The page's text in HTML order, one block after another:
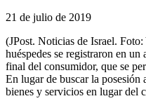
21 de julio de 2019
(JPost. Noticias de Israel.
huéspedes se registraron en
final del consumidor, que se
En lugar de buscar la
bienes y servicios en lugar del